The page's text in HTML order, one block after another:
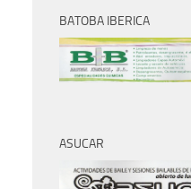
BATOBA IBERICA
ASUCAR